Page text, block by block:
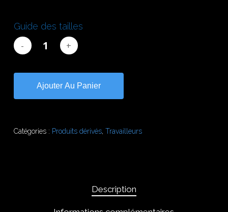
Guide des tailles
Ajouter Au Panier
Catégories : Produits dérivés, Travailleurs
Description